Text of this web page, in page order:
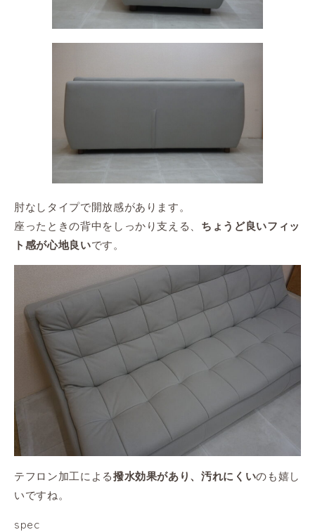
肘なしタイプで開放感があります。
座ったときの背中をしっかり支える、
ちょうど良いフィッ
ト感が心地良いです。
テフロン加工による撥水効果があり、汚れにくいのも嬉し
いですね。
spec